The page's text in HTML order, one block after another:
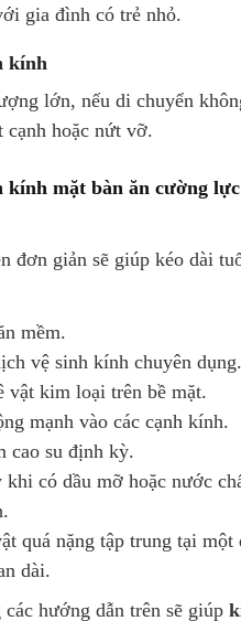
gia đình có trẻ nhỏ.
kính
lớn, nếu di chuyển
cạnh hoặc nứt vỡ.
đơn giản sẽ giúp kéo dài
mềm.
vệ sinh kính chuyên dụng.
vật kim loại trên bề mặt.
mạnh vào các cạnh kính.
cao su định kỳ.
khi có dầu mỡ hoặc nước
quá nặng tập trung tại một
dài.
hướng dẫn trên sẽ giúp